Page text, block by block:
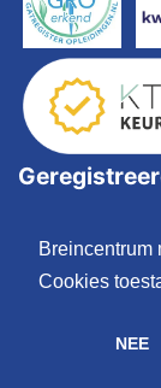
Breincentrum
Cookies
NEE